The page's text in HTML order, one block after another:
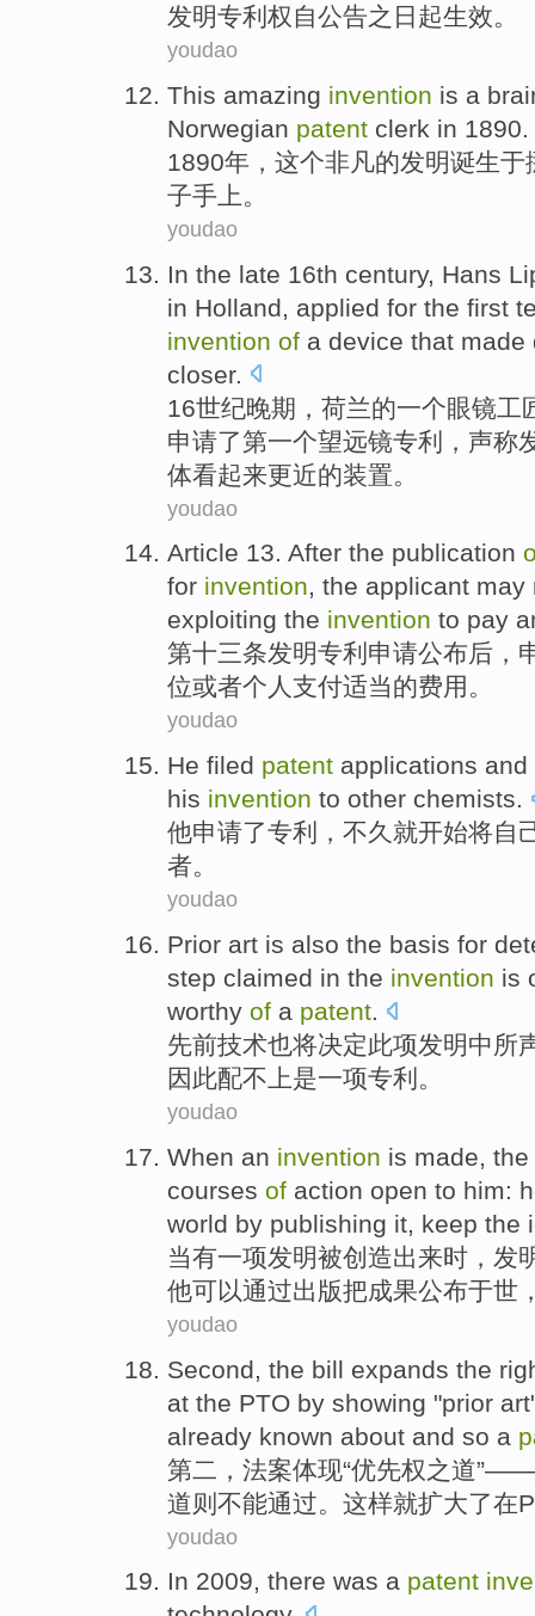
发明专利权 自公告之 日起生效。
youdao
This amazing invention is a
Norwegian patent clerk in 1890.
1890年， 这个非凡的发明诞生于
子手上。
youdao
In the late 16th century, Hans
in Holland
applied for the first
invention of a device that made
closer.
16世纪晚期 ， 荷兰的一个眼镜工
申请了第一个望远镜专利 ， 声称
体看起来更近的装置 。
youdao
Article 13. After the publication
for invention, the applicant may
exploiting the invention to pay
第十三条发明专利 申请公布后 ，
位或者个人 支付适当的费用。
youdao
He filed patent applications and
his invention to other chemists.
他申请了专利 ， 不久就开始将自
者。
youdao
Prior art is also the basis for
step claimed in the invention is
worthy of a patent.
先前技术也将决定此项发明中所
因此配不 上是一项专利。
youdao
When an invention is made, the
courses of action open to him:
world by publishing it, keep the
当有一项发明被创造出来时， 发
他可以通过出版把成果公布于世
youdao
Second , the bill expands the
at the PTO by showing "prior art
already known about and so a
第二 ， 法案体现“优先权之道”——
道则不能通过 。 这样就扩大了在P
youdao
In 2009, there was a patent